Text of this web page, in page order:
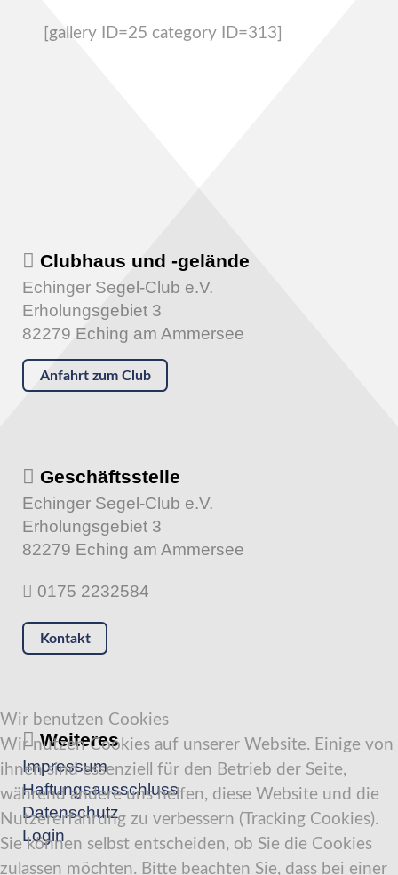
[gallery ID=25 category ID=313]
Clubhaus und -gelände
Echinger Segel-Club e.V.
Erholungsgebiet 3
82279 Eching am Ammersee
Anfahrt zum Club
Geschäftsstelle
Echinger Segel-Club e.V.
Erholungsgebiet 3
82279 Eching am Ammersee
0175 2232584
Kontakt
Weiteres
Impressum
Haftungsausschluss
Datenschutz
Login
Wir benutzen Cookies
Wir nutzen Cookies auf unserer Website. Einige von
ihnen sind essenziell für den Betrieb der Seite,
während andere uns helfen, diese Website und die
Nutzererfahrung zu verbessern (Tracking Cookies).
Sie können selbst entscheiden, ob Sie die Cookies
zulassen möchten. Bitte beachten Sie, dass bei einer